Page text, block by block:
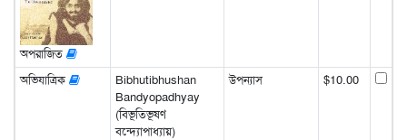
অপরাজিত
অভিযাত্রিক
Bibhutibhushan
Bandyopadhyay
(বিভূতিভূষণ
বন্দ্যোপাধ্যায়)
উপন্যাস $10.00